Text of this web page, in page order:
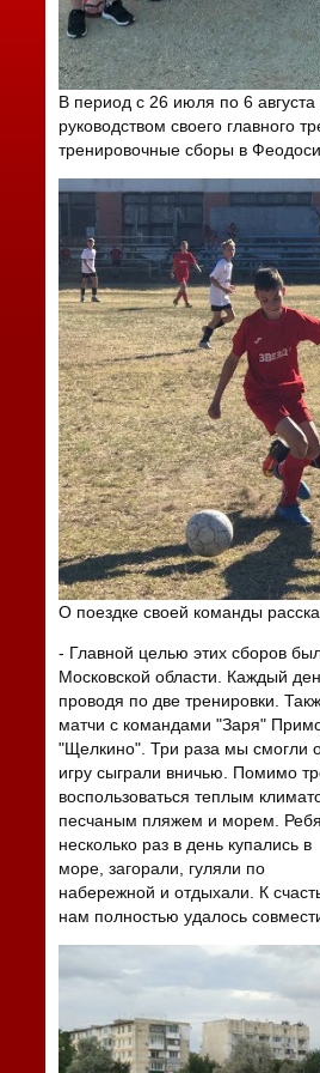
В период с 26 июля по 6
руководством своего главного
тренировочные сборы в
О поездке своей команды
- Главной целью этих сборов
Московской области. Каждый
проводя по две тренировки.
матчи с командами "Заря"
"Щелкино". Три раза мы смогли
игру сыграли вничью. Помимо
воспользоваться теплым
песчаным пляжем и морем.
несколько раз в день купались в
море, загорали, гуляли по
набережной и отдыхали. К
нам полностью удалось